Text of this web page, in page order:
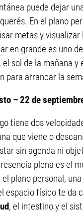
puede dejar
En el plano
metas y visualizar
en grande es uno
, el sol de la mañana y
para arrancar la
– 22 de
tiene dos
que viene o
sin agenda ni
plena es el
el plano personal,
espacio físico te da
, el intestino y el